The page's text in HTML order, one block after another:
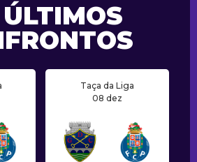
Taça da Liga
08 dez